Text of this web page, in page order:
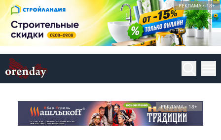
РЕКЛАМА • 18+
РЕКЛАМА • 18+